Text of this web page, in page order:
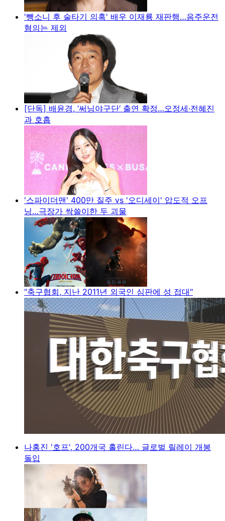
'뺑소니 후 술타기 의혹' 배우 이재룡 재판행…음주운전
혐의는 제외
[단독] 배윤경, ’써닝야구단‘ 출연 확정…오정세·전혜진
과 호흡
'스파이더맨' 400만 질주 vs '오디세이' 압도적 오프
닝…극장가 싹쓸이한 두 괴물
"축구협회, 지난 2011년 외국인 심판에 성 접대"
나홍진 '호프', 200개국 홀린다… 글로벌 릴레이 개봉
돌입